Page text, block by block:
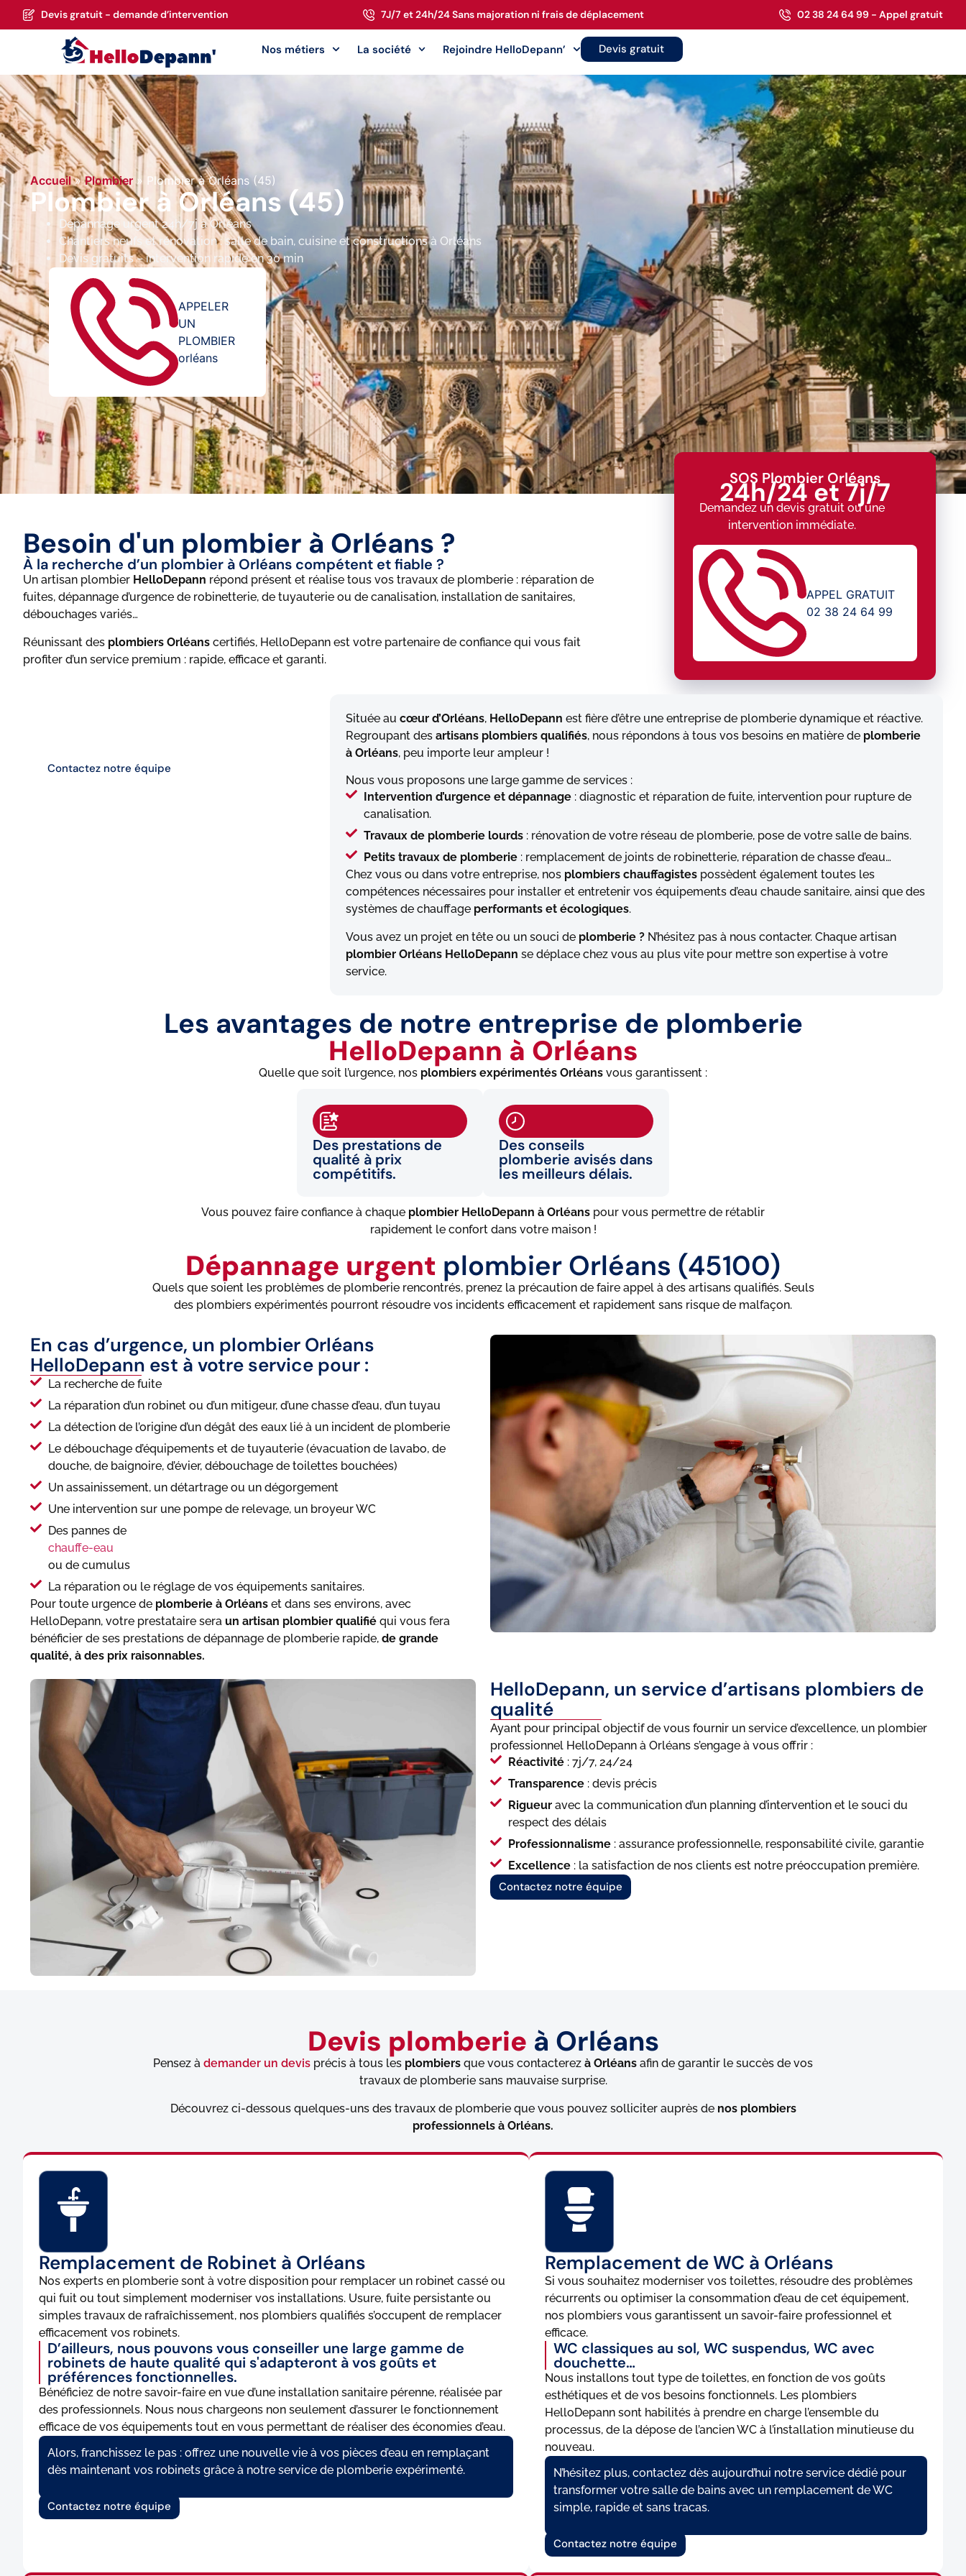
Devis gratuit - demande d’intervention 7J/7 et 24h/24 Sans majoration ni frais de déplacement 02 38 24 64 99 - Appel gratuit
Nos métiers La société Rejoindre HelloDepann’ Devis gratuit
Accueil»Plombier » Plombier à Orléans (45)
Plombier à Orléans (45)
Dépannage urgent 24h/7j à Orléans
Chantiers neufs et rénovation : salle de bain, cuisine et constructions à Orléans
Devis gratuits – intervention rapide en 30 min
APPELER
UN
PLOMBIER
orléans
Besoin d'un plombier à Orléans ?
À la recherche d’un plombier à Orléans compétent et fiable ?
Un artisan plombier HelloDepann répond présent et réalise tous vos travaux de plomberie : réparation de
fuites, dépannage d’urgence de robinetterie, de tuyauterie ou de canalisation, installation de sanitaires,
débouchages variés…
Réunissant des plombiers Orléans certifiés, HelloDepann est votre partenaire de confiance qui vous fait
profiter d’un service premium : rapide, efficace et garanti.
SOS Plombier Orléans
24h/24 et 7j/7
Demandez un devis gratuit ou une
intervention immédiate.
APPEL GRATUIT
02 38 24 64 99
Contactez notre équipe
Située au cœur d’Orléans, HelloDepann est fière d’être une entreprise de plomberie dynamique et réactive.
Regroupant des artisans plombiers qualifiés, nous répondons à tous vos besoins en matière de plomberie
à Orléans, peu importe leur ampleur !
Nous vous proposons une large gamme de services :
Intervention d’urgence et dépannage: diagnostic et réparation de fuite, intervention pour rupture de
canalisation.
Travaux de plomberie lourds: rénovation de votre réseau de plomberie, pose de votre salle de bains.
Petits travaux de plomberie: remplacement de joints de robinetterie, réparation de chasse d’eau…
Chez vous ou dans votre entreprise, nos plombiers chauffagistespossèdent également toutes les
compétences nécessaires pour installer et entretenir vos équipements d’eau chaude sanitaire, ainsi que des
systèmes de chauffage performants et écologiques.
Vous avez un projet en tête ou un souci de plomberie ?N’hésitez pas à nous contacter. Chaque artisan
plombier Orléans HelloDepann se déplace chez vous au plus vite pour mettre son expertise à votre
service.
Les avantages de notre entreprise de plomberie
HelloDepann à Orléans
Quelle que soit l’urgence, nos plombiers expérimentés Orléans vous garantissent :
Des prestations de
qualité à prix
compétitifs.
Des conseils
plomberie avisés dans
les meilleurs délais.
Vous pouvez faire confiance à chaque plombier HelloDepann à Orléans pour vous permettre de rétablir
rapidement le confort dans votre maison !
Dépannage urgent plombier Orléans (45100)
Quels que soient les problèmes de plomberie rencontrés, prenez la précaution de faire appel à des artisans qualifiés. Seuls
des plombiers expérimentés pourront résoudre vos incidents efficacement et rapidement sans risque de malfaçon.
En cas d’urgence, un plombier Orléans
HelloDepann est à votre service pour :
La recherche de fuite
La réparation d’un robinet ou d’un mitigeur, d’une chasse d’eau, d’un tuyau
La détection de l’origine d’un dégât des eaux lié à un incident de plomberie
Le débouchage d’équipements et de tuyauterie (évacuation de lavabo, de
douche, de baignoire, d’évier, débouchage de toilettes bouchées)
Un assainissement, un détartrage ou un dégorgement
Une intervention sur une pompe de relevage, un broyeur WC
Des pannes de
chauffe-eau
ou de cumulus
La réparation ou le réglage de vos équipements sanitaires.
Pour toute urgence de plomberie à Orléans et dans ses environs, avec
HelloDepann, votre prestataire sera un artisan plombier qualifié qui vous fera
bénéficier de ses prestations de dépannage de plomberie rapide, de grande
qualité, à des prix raisonnables.
HelloDepann, un service d’artisans plombiers de
qualité
Ayant pour principal objectif de vous fournir un service d’excellence, un plombier
professionnel HelloDepann à Orléans s’engage à vous offrir :
Réactivité : 7j/7, 24/24
Transparence : devis précis
Rigueur avec la communication d’un planning d’intervention et le souci du
respect des délais
Professionnalisme : assurance professionnelle, responsabilité civile, garantie
Excellence : la satisfaction de nos clients est notre préoccupation première.
Contactez notre équipe
Devis plomberie à Orléans
Pensez à demander un devis précis à tous les plombiers que vous contacterez à Orléans afin de garantir le succès de vos
travaux de plomberie sans mauvaise surprise.
Découvrez ci-dessous quelques-uns des travaux de plomberie que vous pouvez solliciter auprès de nos plombiers
professionnels à Orléans.
Remplacement de Robinet à Orléans
Nos experts en plomberie sont à votre disposition pour remplacer un robinet cassé ou
qui fuit ou tout simplement moderniser vos installations. Usure, fuite persistante ou
simples travaux de rafraîchissement, nos plombiers qualifiés s’occupent de remplacer
efficacement vos robinets.
D’ailleurs, nous pouvons vous conseiller une large gamme de
robinets de haute qualité qui s'adapteront à vos goûts et
préférences fonctionnelles.
Bénéficiez de notre savoir-faire en vue d’une installation sanitaire pérenne, réalisée par
des professionnels. Nous nous chargeons non seulement d’assurer le fonctionnement
efficace de vos équipements tout en vous permettant de réaliser des économies d’eau.
Alors, franchissez le pas : offrez une nouvelle vie à vos pièces d’eau en remplaçant
dès maintenant vos robinets grâce à notre service de plomberie expérimenté.
Contactez notre équipe
Remplacement de WC à Orléans
Si vous souhaitez moderniser vos toilettes, résoudre des problèmes
récurrents ou optimiser la consommation d’eau de cet équipement,
nos plombiers vous garantissent un savoir-faire professionnel et
efficace.
WC classiques au sol, WC suspendus, WC avec
douchette…
Nous installons tout type de toilettes, en fonction de vos goûts
esthétiques et de vos besoins fonctionnels. Les plombiers
HelloDepann sont habilités à prendre en charge l’ensemble du
processus, de la dépose de l’ancien WC à l’installation minutieuse du
nouveau.
N’hésitez plus, contactez dès aujourd’hui notre service dédié pour
transformer votre salle de bains avec un remplacement de WC
simple, rapide et sans tracas.
Contactez notre équipe